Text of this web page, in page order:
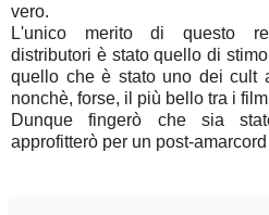
vero.
L'unico merito di questo
distributori è stato quello di
quello che è stato uno dei cult
nonchè, forse, il più bello tra i
Dunque fingerò che sia
approfitterò per un post-